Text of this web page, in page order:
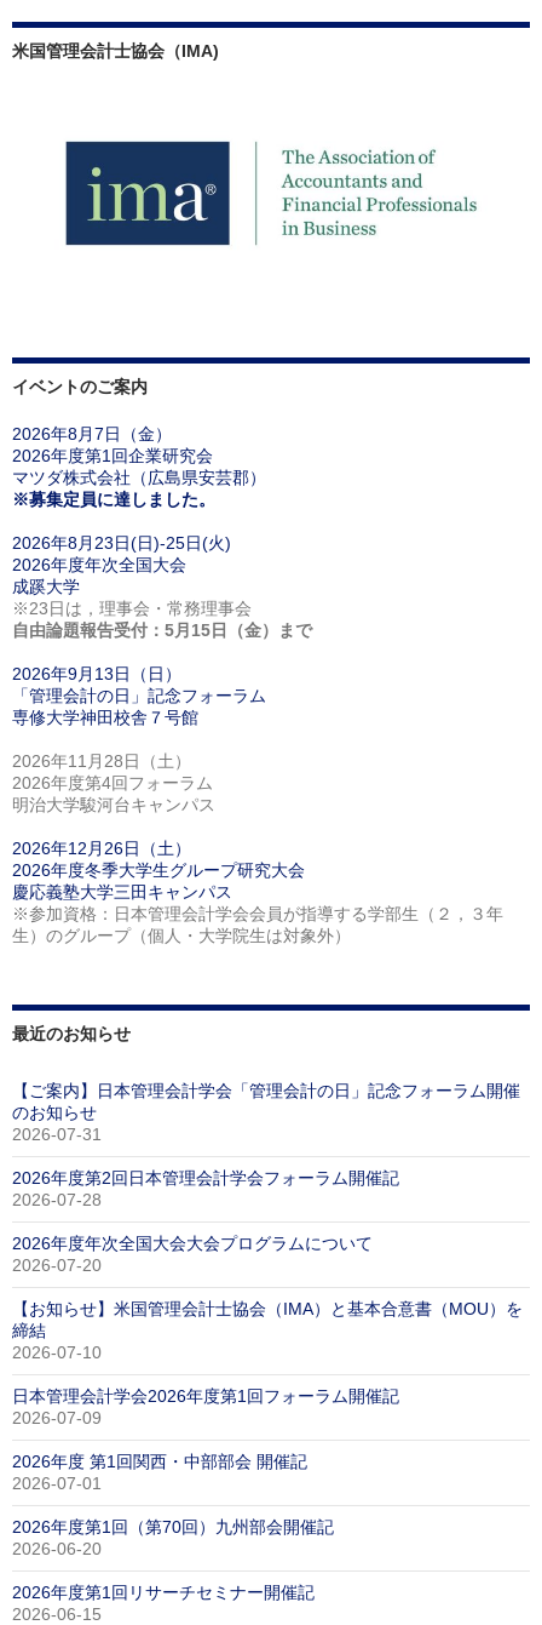
米国管理会計士協会（IMA)
イベントのご案内
2026年8月7日（金）
2026年度第1回企業研究会
マツダ株式会社（広島県安芸郡）
※募集定員に達しました。
2026年8月23日(日)-25日(火)
2026年度年次全国大会
成蹊大学
※23日は，理事会・常務理事会
自由論題報告受付：5月15日（金）まで
2026年9月13日（日）
「管理会計の日」記念フォーラム
専修大学神田校舎７号館
2026年11月28日（土）
2026年度第4回フォーラム
明治大学駿河台キャンパス
2026年12月26日（土）
2026年度冬季大学生グループ研究大会
慶応義塾大学三田キャンパス
※参加資格：日本管理会計学会会員が指導する学部生（２，３年
生）のグループ（個人・大学院生は対象外）
最近のお知らせ
【ご案内】日本管理会計学会「管理会計の日」記念フォーラム開催
のお知らせ
2026-07-31
2026年度第2回日本管理会計学会フォーラム開催記
2026-07-28
2026年度年次全国大会大会プログラムについて
2026-07-20
【お知らせ】米国管理会計士協会（IMA）と基本合意書（MOU）を
締結
2026-07-10
日本管理会計学会2026年度第1回フォーラム開催記
2026-07-09
2026年度 第1回関西・中部部会 開催記
2026-07-01
2026年度第1回（第70回）九州部会開催記
2026-06-20
2026年度第1回リサーチセミナー開催記
2026-06-15